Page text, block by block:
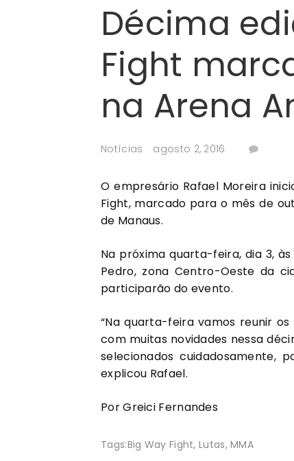
Décima
Fight
na Arena
Notícias agosto 2, 2016
O empresário Rafael Moreira
Fight, marcado para o mês de
de Manaus.
Na próxima quarta-feira, dia 3,
Pedro, zona Centro-Oeste da
participarão do evento.
“Na quarta-feira vamos reunir
com muitas novidades nessa
selecionados cuidadosamente,
explicou Rafael.
Por Greici Fernandes
Tags:Big Way Fight,Lutas,MMA